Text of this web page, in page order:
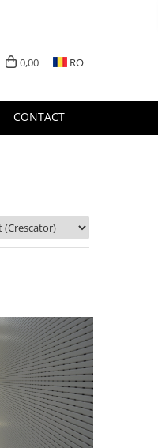
0,00 RO
CONTACT